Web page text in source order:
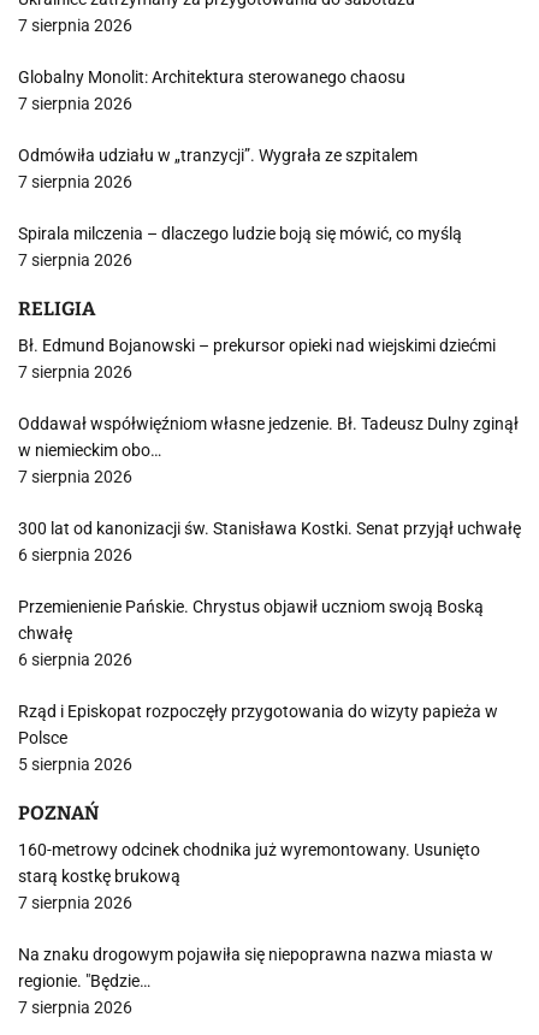
7 sierpnia 2026
Globalny Monolit: Architektura sterowanego chaosu
7 sierpnia 2026
Odmówiła udziału w „tranzycji”. Wygrała ze szpitalem
7 sierpnia 2026
Spirala milczenia – dlaczego ludzie boją się mówić, co myślą
7 sierpnia 2026
RELIGIA
Bł. Edmund Bojanowski – prekursor opieki nad wiejskimi dziećmi
7 sierpnia 2026
Oddawał współwięźniom własne jedzenie. Bł. Tadeusz Dulny zginął
w niemieckim obo…
7 sierpnia 2026
300 lat od kanonizacji św. Stanisława Kostki. Senat przyjął uchwałę
6 sierpnia 2026
Przemienienie Pańskie. Chrystus objawił uczniom swoją Boską
chwałę
6 sierpnia 2026
Rząd i Episkopat rozpoczęły przygotowania do wizyty papieża w
Polsce
5 sierpnia 2026
POZNAŃ
160-metrowy odcinek chodnika już wyremontowany. Usunięto
starą kostkę brukową
7 sierpnia 2026
Na znaku drogowym pojawiła się niepoprawna nazwa miasta w
regionie. "Będzie…
7 sierpnia 2026